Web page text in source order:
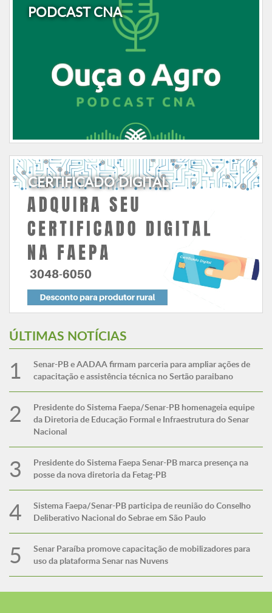
PODCAST CNA
CERTIFICADO DIGITAL
ÚLTIMAS NOTÍCIAS
Senar-PB e AADAA firmam parceria para ampliar ações de
capacitação e assistência técnica no Sertão paraibano
Presidente do Sistema Faepa/Senar-PB homenageia equipe
da Diretoria de Educação Formal e Infraestrutura do Senar
Nacional
Presidente do Sistema Faepa Senar-PB marca presença na
posse da nova diretoria da Fetag-PB
Sistema Faepa/Senar-PB participa de reunião do Conselho
Deliberativo Nacional do Sebrae em São Paulo
Senar Paraíba promove capacitação de mobilizadores para
uso da plataforma Senar nas Nuvens